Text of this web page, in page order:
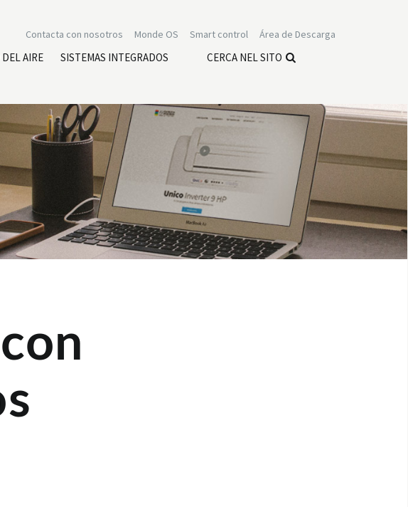
Área de Descarga
Smart control
Monde OS
Contacta con nosotros
AIRE SISTEMAS INTEGRADOS
CERCA NEL SITO